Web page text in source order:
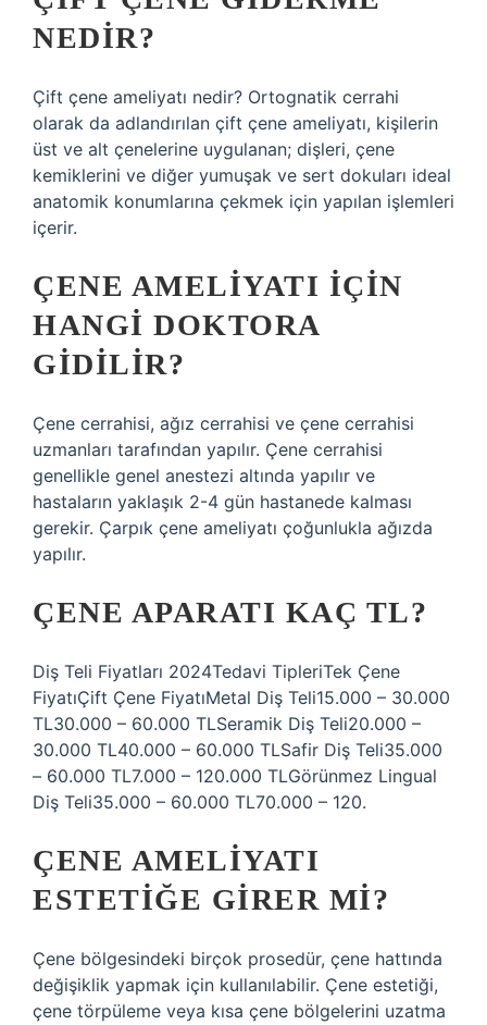
NEDIR?
Çift çene ameliyatı nedir? Ortognatik cerrahi
olarak da adlandırılan çift çene ameliyatı, kişilerin
üst ve alt çenelerine uygulanan; dişleri, çene
kemiklerini ve diğer yumuşak ve sert dokuları ideal
anatomik konumlarına çekmek için yapılan işlemleri
içerir.
ÇENE AMELIYATI IÇIN
HANGI DOKTORA
GIDILIR?
Çene cerrahisi, ağız cerrahisi ve çene cerrahisi
uzmanları tarafından yapılır. Çene cerrahisi
genellikle genel anestezi altında yapılır ve
hastaların yaklaşık 2-4 gün hastanede kalması
gerekir. Çarpık çene ameliyatı çoğunlukla ağızda
yapılır.
ÇENE APARATI KAÇ TL?
Diş Teli Fiyatları 2024Tedavi TipleriTek Çene
FiyatıÇift Çene FiyatıMetal Diş Teli15.000 – 30.000
TL30.000 – 60.000 TLSeramik Diş Teli20.000 –
30.000 TL40.000 – 60.000 TLSafir Diş Teli35.000
– 60.000 TL7.000 – 120.000 TLGörünmez Lingual
Diş Teli35.000 – 60.000 TL70.000 – 120.
ÇENE AMELIYATI
ESTETIĞE GIRER MI?
Çene bölgesindeki birçok prosedür, çene hattında
değişiklik yapmak için kullanılabilir. Çene estetiği,
çene törpüleme veya kısa çene bölgelerini uzatma